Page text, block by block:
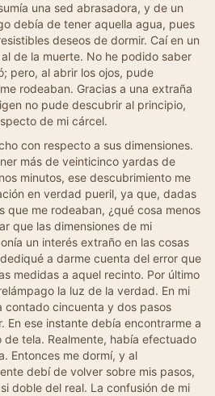
una sed abrasadora, y de un
debía de tener aquella agua, pues
deseos de dormir. Caí en un
de la muerte. No he podido saber
pero, al abrir los ojos, pude
rodeaban. Gracias a una extraña
no pude descubrir al principio,
de mi cárcel.
con respecto a sus dimensiones.
más de veinticinco yardas de
minutos, ese descubrimiento me
en verdad pueril, ya que, dadas
que me rodeaban, ¿qué cosa menos
que las dimensiones de mi
un interés extraño en las cosas
a darme cuenta del error que
medidas a aquel recinto. Por último
la luz de la verdad. En mi
contado cincuenta y dos pasos
En ese instante debía encontrarme a
tela. Realmente, había efectuado
Entonces me dormí, y al
debí de volver sobre mis pasos,
doble del real. La confusión de mi